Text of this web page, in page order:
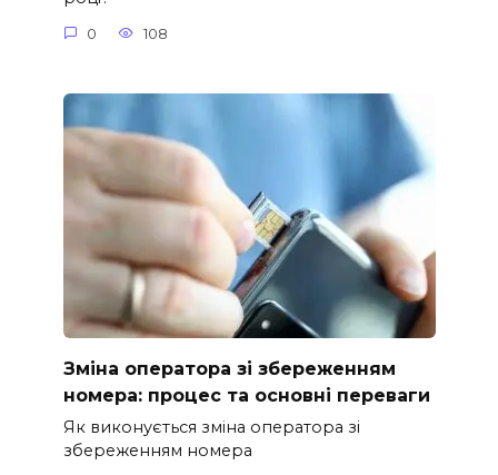
0 108
Зміна оператора зі збереженням
номера: процес та основні переваги
Як виконується зміна оператора зі
збереженням номера